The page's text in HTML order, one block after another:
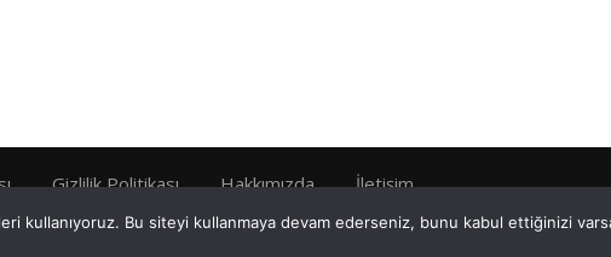
Gizlilik Politikası Hakkımızda İletişim
Tüm Hakları Saklıdır © 2022
kullanıyoruz. Bu siteyi kullanmaya devam ederseniz, bunu kabul ettiğinizi